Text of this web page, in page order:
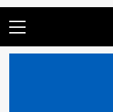
principal